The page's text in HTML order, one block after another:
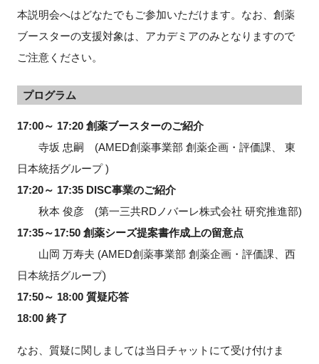
本説明会へはどなたでもご参加いただけます。なお、創薬
ブースターの支援対象は、アカデミアのみとなりますので
ご注意ください。
プログラム
17:00～ 17:20 創薬ブースターのご紹介
寺坂 忠嗣 (AMED創薬事業部 創薬企画・評価課、 東
日本統括グループ)
17:20～ 17:35 DISC事業のご紹介
秋本 俊彦 (第一三共RD ノバーレ株式会社 研究推進部)
17:35～17:50 創薬シーズ提案書作成上の留意点
山岡 万寿夫 (AMED創薬事業部 創薬企画・評価課、西
日本統括グループ)
17:50～ 18:00 質疑応答
18:00 終了
なお、質疑に関しましては当日チャットにて受け付けま